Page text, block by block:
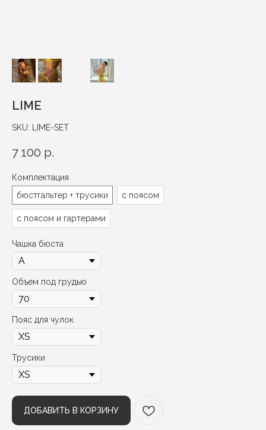
LIME
SKU: LIME-SET
7 100 р.
Комплектация
бюстгальтер + трусики
с поясом
с поясом и гартерами
Чашка бюста
Объем под грудью
Пояс для чулок
Трусики
ДОБАВИТЬ В КОРЗИНУ